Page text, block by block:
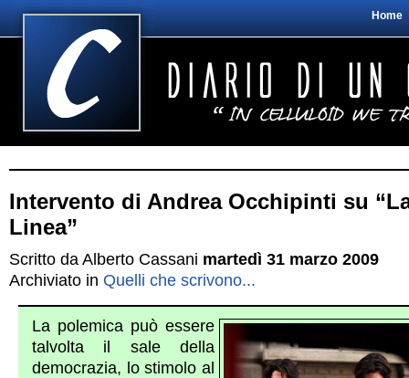
Home
Intervento di Andrea Occhipinti su
Linea”
Scritto da Alberto Cassani martedì 31 marzo 2009
Archiviato in Quelli che scrivono...
La polemica può essere
talvolta il sale della
democrazia, lo stimolo al